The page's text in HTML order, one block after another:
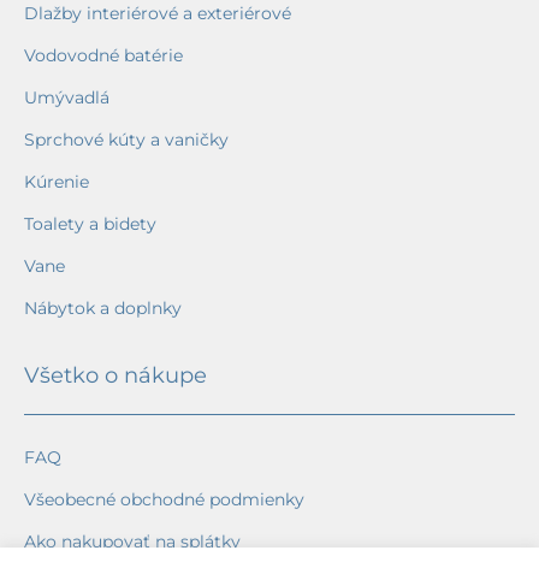
Dlažby interiérové a exteriérové
Vodovodné batérie
Umývadlá
Sprchové kúty a vaničky
Kúrenie
Toalety a bidety
Vane
Nábytok a doplnky
Všetko o nákupe
FAQ
Všeobecné obchodné podmienky
Ako nakupovať na splátky